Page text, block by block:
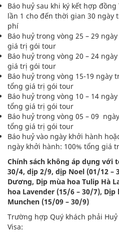
Báo huỷ sau khi ký kết hợp
lần 1 cho đến thời gian 30 ngày
phí
Báo huỷ trong vòng 25 – 29
giá trị gói tour
Báo huỷ trong vòng 20 – 24
giá trị gói tour
Báo huỷ trong vòng 15-19 ngày
tổng giá trị gói tour
Báo huỷ trong vòng 10 – 14
tổng giá trị gói tour
Báo huỷ trong vòng 05 – 09
tổng giá trị gói tour
Báo huỷ vào ngày khởi hành
ngày khởi hành: 100% tổng giá
Chính sách không áp dụng với
30/4, dịp 2/9, dịp Noel (01/12 –
Dương, Dịp mùa hoa Tulip Hà
hoa Lavender (15/6 – 30/7),
Munchen (15/09 – 30/9)
Trường hợp Quý khách phải
Visa: